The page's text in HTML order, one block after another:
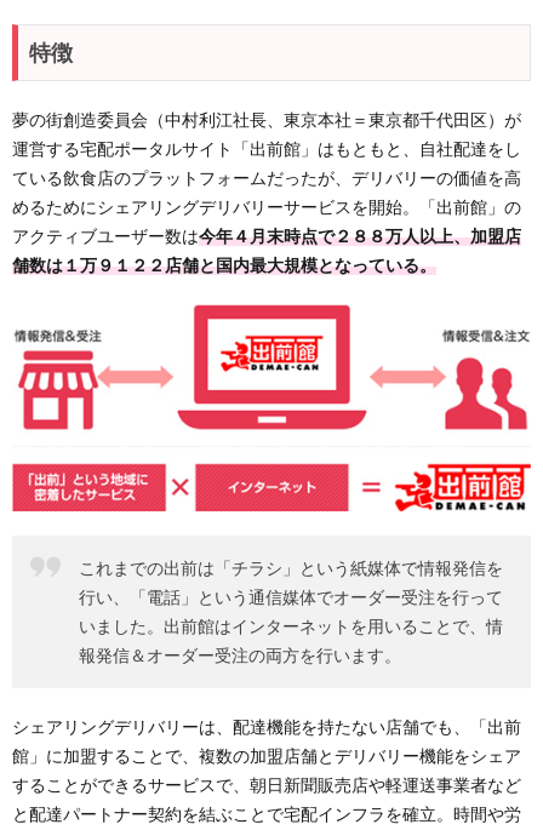
特徴
夢の街創造委員会（中村利江社長、東京本社＝東京都千代田区）が
運営する宅配ポータルサイト「出前館」はもともと、自社配達をし
ている飲食店のプラットフォームだったが、デリバリーの価値を高
めるためにシェアリングデリバリーサービスを開始。「出前館」の
アクティブユーザー数は今年４月末時点で２８８万人以上、加盟店
舗数は１万９１２２店舗と国内最大規模となっている。
これまでの出前は「チラシ」という紙媒体で情報発信を
行い、「電話」という通信媒体でオーダー受注を行って
いました。出前館はインターネットを用いることで、情
報発信＆オーダー受注の両方を行います。
シェアリングデリバリーは、配達機能を持たない店舗でも、「出前
館」に加盟することで、複数の加盟店舗とデリバリー機能をシェア
することができるサービスで、朝日新聞販売店や軽運送事業者など
と配達パートナー契約を結ぶことで宅配インフラを確立。時間や労